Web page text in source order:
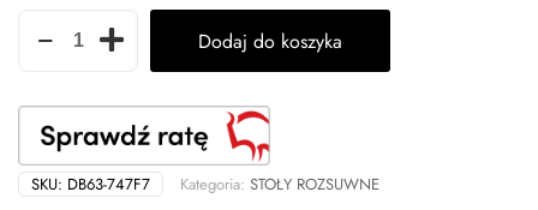
Stół
-
ST14
Dodaj do koszyka
SKU: DB63-747F7 Kategoria: STOŁY ROZSUWNE